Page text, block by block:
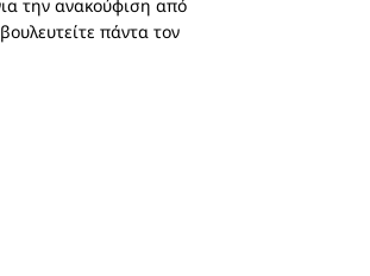
την ανακούφιση από
πάντα τον